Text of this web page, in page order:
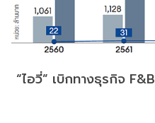
“ไอวี่” เบิกทางธุรกิจ F&B